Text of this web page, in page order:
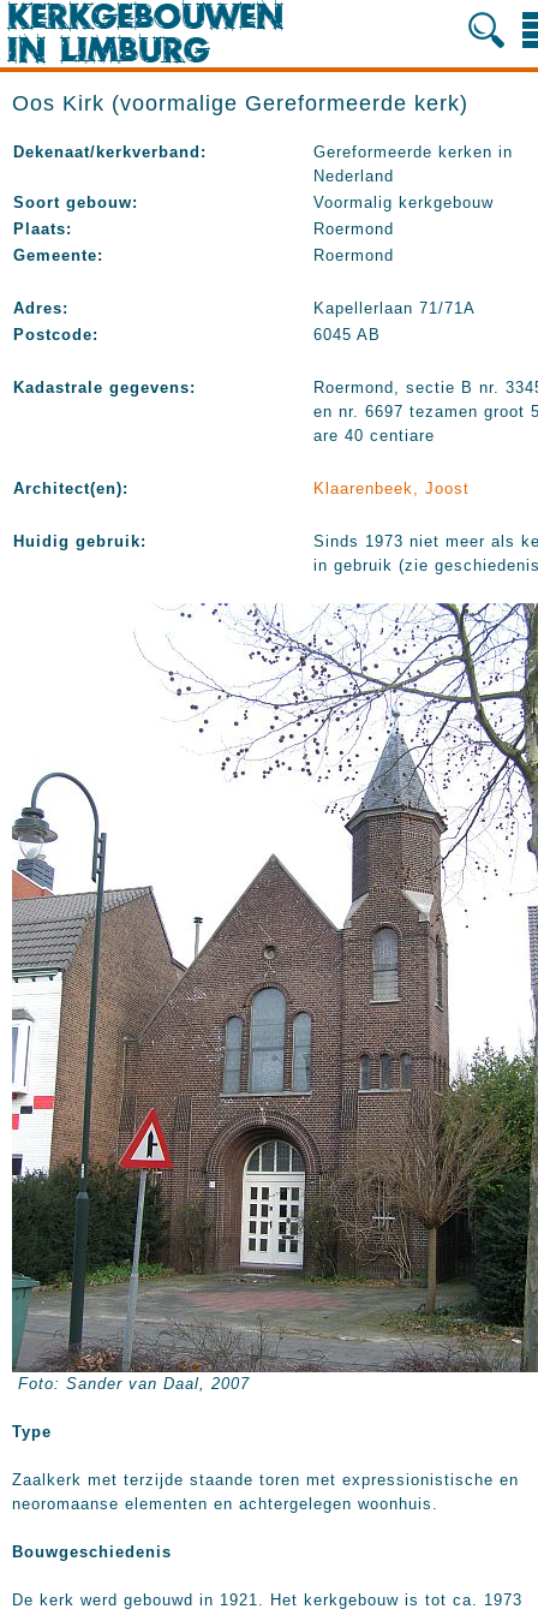
Oos Kirk (voormalige Gereformeerde kerk)
Dekenaat/kerkverband:
Gereformeerde kerken in
Nederland
Soort gebouw:
Voormalig kerkgebouw
Plaats:
Roermond
Gemeente:
Roermond
Adres:
Kapellerlaan 71/71A
Postcode:
6045 AB
Kadastrale gegevens:
Roermond, sectie B nr.
en nr. 6697 tezamen groot
are 40 centiare
Architect(en): Klaarenbeek, Joost
Huidig gebruik:
Sinds 1973 niet meer als
in gebruik (zie
Foto: Sander van Daal, 2007
Type
Zaalkerk met terzijde staande toren met expressionistische en
neoromaanse elementen en achtergelegen woonhuis.
Bouwgeschiedenis
De kerk werd gebouwd in 1921. Het kerkgebouw is tot ca. 1973